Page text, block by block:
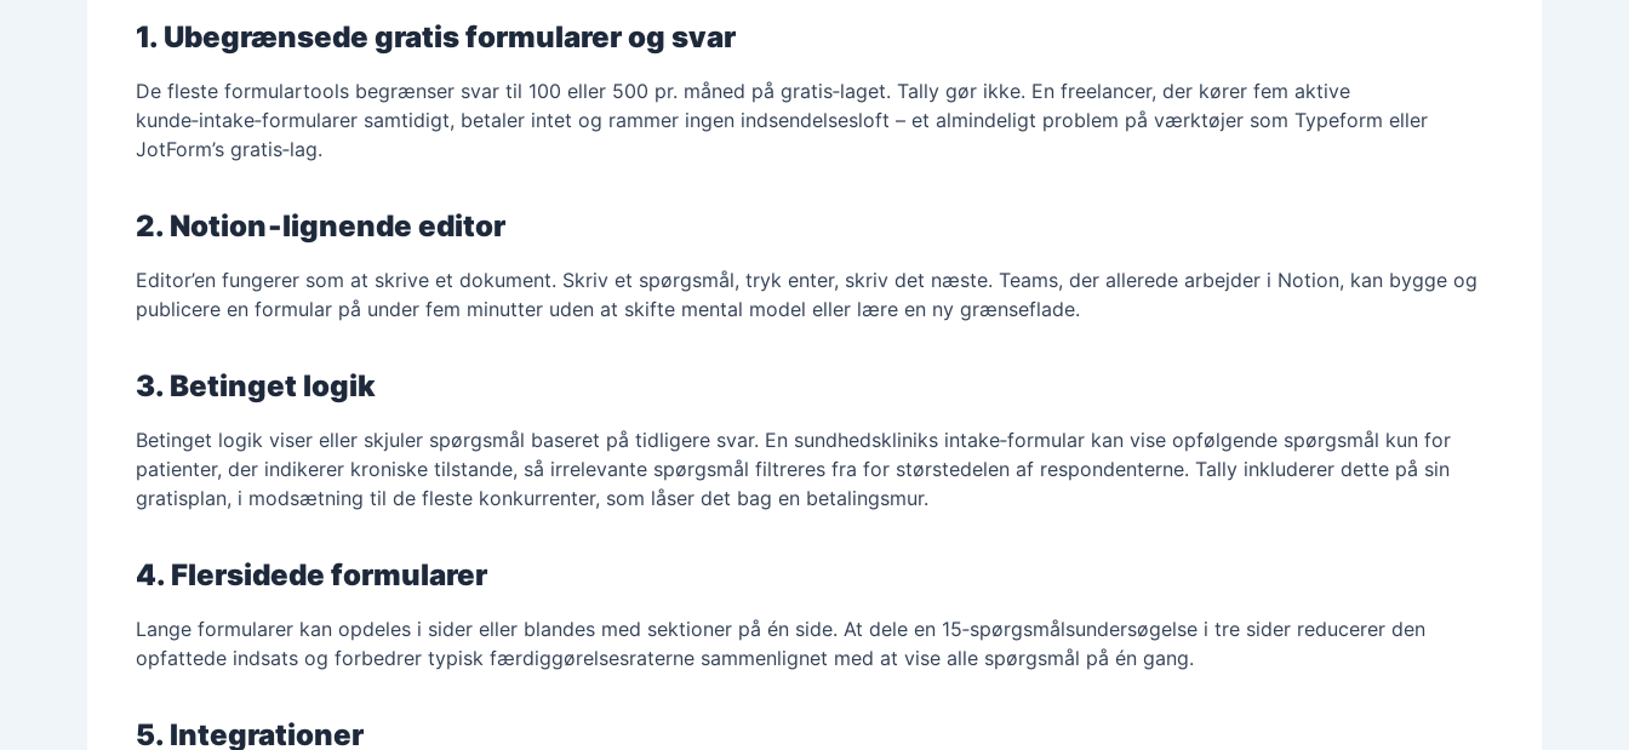
1. Ubegrænsede gratis formularer og svar
De fleste formulartools begrænser svar til 100 eller 500 pr. måned på gratis‑laget. Tally gør ikke. En freelancer, der kører fem aktive
kunde‑intake‑formularer samtidigt, betaler intet og rammer ingen indsendelsesloft – et almindeligt problem på værktøjer som Typeform eller
JotForm’s gratis‑lag.
2. Notion‑lignende editor
Editor’en fungerer som at skrive et dokument. Skriv et spørgsmål, tryk enter, skriv det næste. Teams, der allerede arbejder i Notion, kan bygge og
publicere en formular på under fem minutter uden at skifte mental model eller lære en ny grænseflade.
3. Betinget logik
Betinget logik viser eller skjuler spørgsmål baseret på tidligere svar. En sundhedskliniks intake‑formular kan vise opfølgende spørgsmål kun for
patienter, der indikerer kroniske tilstande, så irrelevante spørgsmål filtreres fra for størstedelen af respondenterne. Tally inkluderer dette på sin
gratisplan, i modsætning til de fleste konkurrenter, som låser det bag en betalingsmur.
4. Flersidede formularer
Lange formularer kan opdeles i sider eller blandes med sektioner på én side. At dele en 15‑spørgsmålsundersøgelse i tre sider reducerer den
opfattede indsats og forbedrer typisk færdiggørelsesraterne sammenlignet med at vise alle spørgsmål på én gang.
5. Integrationer